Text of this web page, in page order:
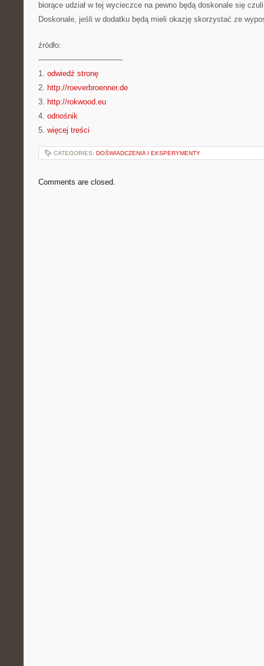
biorące udział w tej wycieczce na pewno będą doskonale się
Doskonale, jeśli w dodatku będą mieli okazję skorzystać ze
źródło:
———————————
1. odwiedź stronę
2. http://roeverbroenner.de
3. http://rokwood.eu
4. odnośnik
5. więcej treści
CATEGORIES: DOŚWIADCZENIA I EKSPERYMENTY
Comments are closed.